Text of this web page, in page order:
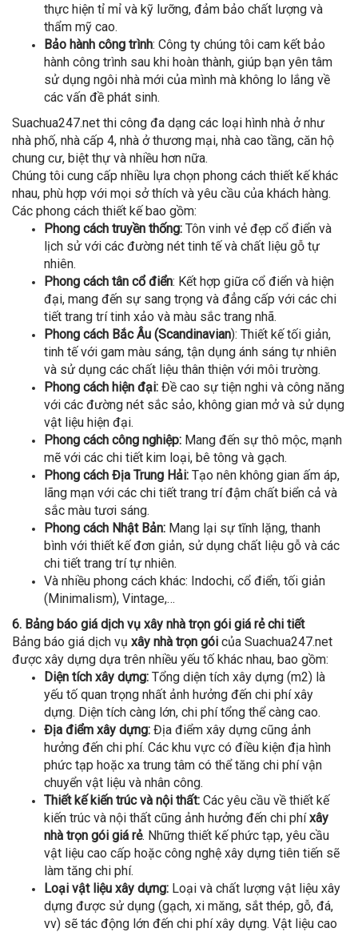
thực hiện tỉ mỉ và kỹ lưỡng, đảm bảo chất lượng và
thẩm mỹ cao.
Bảo hành công trình: Công ty chúng tôi cam kết bảo
hành công trình sau khi hoàn thành, giúp bạn yên tâm
sử dụng ngôi nhà mới của mình mà không lo lắng về
các vấn đề phát sinh.
Suachua247.net thi công đa dạng các loại hình nhà ở như
nhà phố, nhà cấp 4, nhà ở thương mại, nhà cao tầng, căn hộ
chung cư, biệt thự và nhiều hơn nữa.
Chúng tôi cung cấp nhiều lựa chọn phong cách thiết kế khác
nhau, phù hợp với mọi sở thích và yêu cầu của khách hàng.
Các phong cách thiết kế bao gồm:
Phong cách truyền thống: Tôn vinh vẻ đẹp cổ điển và
lịch sử với các đường nét tinh tế và chất liệu gỗ tự
nhiên.
Phong cách tân cổ điển: Kết hợp giữa cổ điển và hiện
đại, mang đến sự sang trọng và đẳng cấp với các chi
tiết trang trí tinh xảo và màu sắc trang nhã.
Phong cách Bắc Âu (Scandinavian): Thiết kế tối giản,
tinh tế với gam màu sáng, tận dụng ánh sáng tự nhiên
và sử dụng các chất liệu thân thiện với môi trường.
Phong cách hiện đại: Đề cao sự tiện nghi và công năng
với các đường nét sắc sảo, không gian mở và sử dụng
vật liệu hiện đại.
Phong cách công nghiệp: Mang đến sự thô mộc, mạnh
mẽ với các chi tiết kim loại, bê tông và gạch.
Phong cách Địa Trung Hải: Tạo nên không gian ấm áp,
lãng mạn với các chi tiết trang trí đậm chất biển cả và
sắc màu tươi sáng.
Phong cách Nhật Bản: Mang lại sự tĩnh lặng, thanh
bình với thiết kế đơn giản, sử dụng chất liệu gỗ và các
chi tiết trang trí tự nhiên.
Và nhiều phong cách khác: Indochi, cổ điển, tối giản
(Minimalism), Vintage,…
6. Bảng báo giá dịch vụ xây nhà trọn gói giá rẻ chi tiết
Bảng báo giá dịch vụ xây nhà trọn gói của Suachua247.net
được xây dựng dựa trên nhiều yếu tố khác nhau, bao gồm:
Diện tích xây dựng: Tổng diện tích xây dựng (m2) là
yếu tố quan trọng nhất ảnh hưởng đến chi phí xây
dựng. Diện tích càng lớn, chi phí tổng thể càng cao.
Địa điểm xây dựng: Địa điểm xây dựng cũng ảnh
hưởng đến chi phí. Các khu vực có điều kiện địa hình
phức tạp hoặc xa trung tâm có thể tăng chi phí vận
chuyển vật liệu và nhân công.
Thiết kế kiến trúc và nội thất: Các yêu cầu về thiết kế
kiến trúc và nội thất cũng ảnh hưởng đến chi phíxây
nhà trọn gói giá rẻ. Những thiết kế phức tạp, yêu cầu
vật liệu cao cấp hoặc công nghệ xây dựng tiên tiến sẽ
làm tăng chi phí.
Loại vật liệu xây dựng: Loại và chất lượng vật liệu xây
dựng được sử dụng (gạch, xi măng, sắt thép, gỗ, đá,
vv) sẽ tác động lớn đến chi phí xây dựng. Vật liệu cao